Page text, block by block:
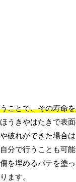
ことで、その寿命
うきやはたきで表
破れができた場合
分で行うことも可
埋めるパテを塗
ます。